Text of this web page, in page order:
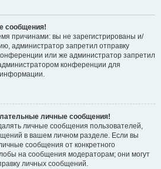
сообщения!
причинами: вы не зарегистрированы и/
администратор запретил отправку
или же администратор запретил
конференции для
личные сообщения!
личные сообщения пользователей,
в вашем личном разделе. Если вы
сообщения от конкретного
на сообщения модераторам; они могут
личных сообщений.